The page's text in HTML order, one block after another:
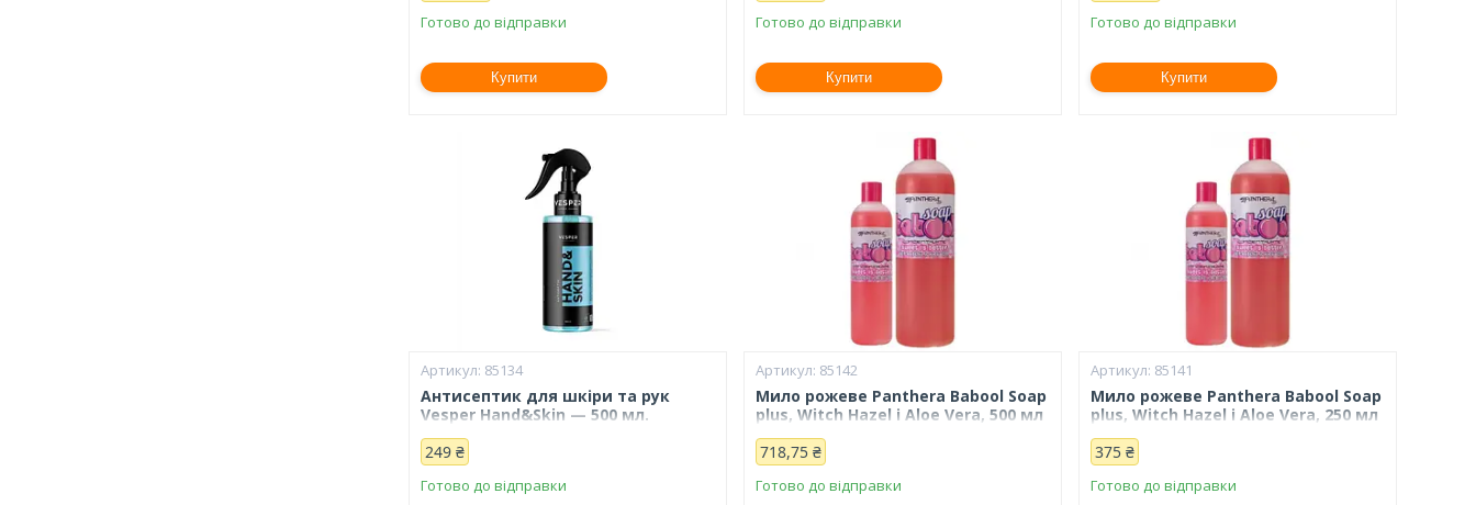
Готово до відправки
Купити
Готово до відправки
Купити
Готово до відправки
Купити
85134
Антисептик для шкіри та рук
Vesper Hand&Skin — 500 мл.
249 ₴
Готово до відправки
85142
Мило рожеве Panthera Babool Soap
plus, Witch Hazel і Aloe Vera, 500 мл
718,75 ₴
Готово до відправки
85141
Мило рожеве Panthera Babool Soap
plus, Witch Hazel і Aloe Vera, 250 мл
375 ₴
Готово до відправки